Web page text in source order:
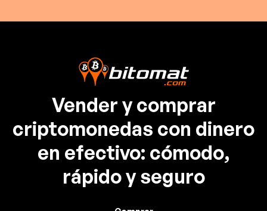
Vender y comprar
criptomonedas con dinero
en efectivo: cómodo,
rápido y seguro